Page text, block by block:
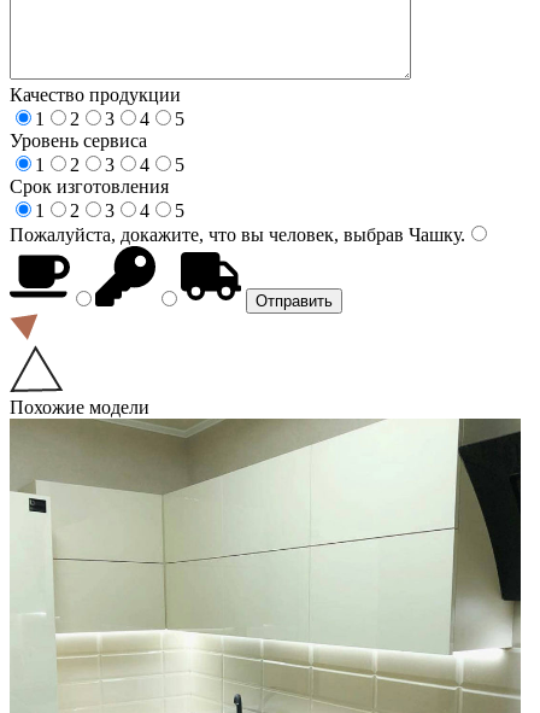
Качество продукции
1
2 3 4
5
Уровень сервиса
1
2 3 4
5
Срок изготовления
1
2 3 4
5
Пожалуйста, докажите, что вы человек, выбрав Чашку.
Похожие модели